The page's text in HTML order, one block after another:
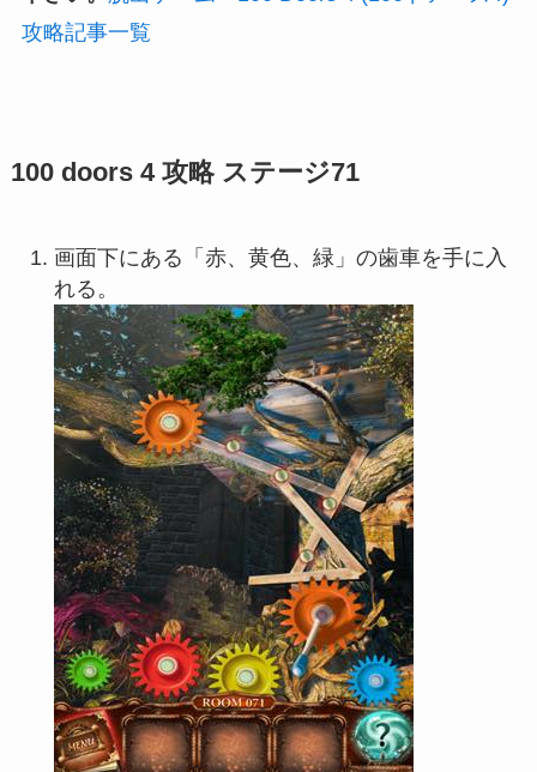
攻略記事一覧
100 doors 4 攻略 ステージ71
画面下にある「赤、黄色、緑」の歯車を手に入
れる。